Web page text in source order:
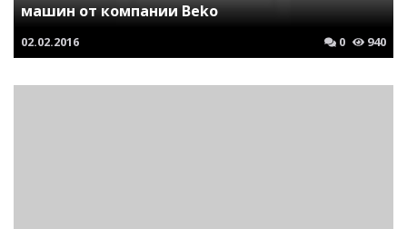
машин от компании Beko
02.02.2016 0 940